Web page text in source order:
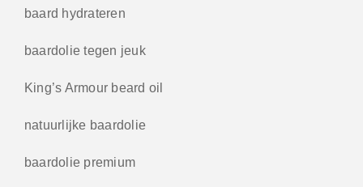
baard hydrateren
baardolie tegen jeuk
King’s Armour beard oil
natuurlijke baardolie
baardolie premium